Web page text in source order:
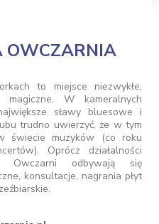
OWCZARNIA
to miejsce niezwykłe,
W kameralnych
sławy bluesowe i
trudno uwierzyć, że w tym
świecie muzyków (co roku
Oprócz działalności
Owczarni odbywają się
konsultacje, nagrania płyt